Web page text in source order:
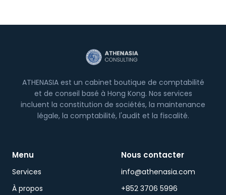
personnels.
ATHENASIA est un cabinet boutique de comptabilité
et de conseil basé à Hong Kong. Nos services
incluent la constitution de sociétés, la maintenance
légale, la comptabilité, l'audit et la fiscalité.
Menu
Services
À propos
Nous contacter
info@athenasia.com
+852 3706 5996